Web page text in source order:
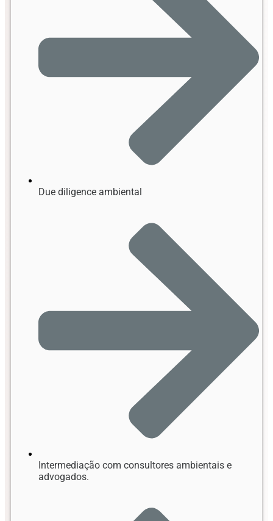
Due diligence ambiental
Intermediação com consultores ambientais e
advogados.